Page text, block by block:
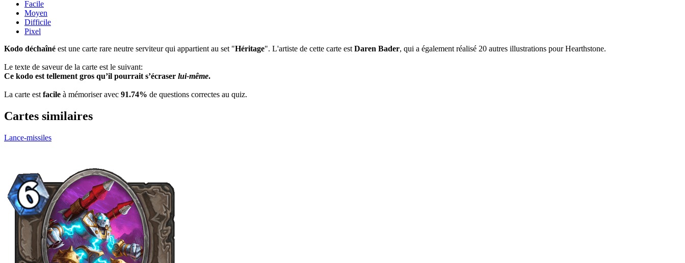
Facile
Moyen
Difficile
Pixel
Kodo déchaîné est une carte rare neutre serviteur qui appartient au set "Héritage". L'artiste de cette carte est Daren Bader, qui a également réalisé 20 autres illustrations pour Hearthstone.
Le texte de saveur de la carte est le suivant:
Ce kodo est tellement gros qu’il pourrait s’écraser lui-même.
La carte est facile à mémoriser avec 91.74% de questions correctes au quiz.
Cartes similaires
Lance-missiles